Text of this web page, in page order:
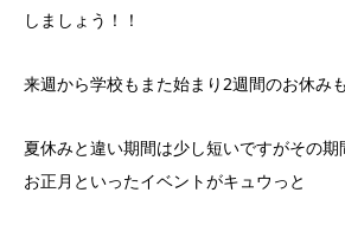
しましょう！！
来週から学校もまた始まり2週間のお休み
夏休みと違い期間は少し短いですがその
お正月といったイベントがキュウっと